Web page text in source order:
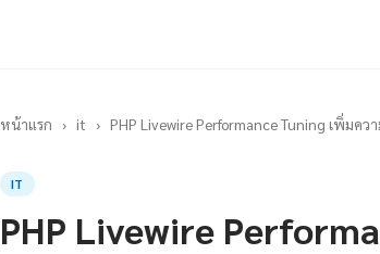
หน้าแรก › it › PHP Livewire Performance Tuning เพิ่มควา
IT
PHP Livewire